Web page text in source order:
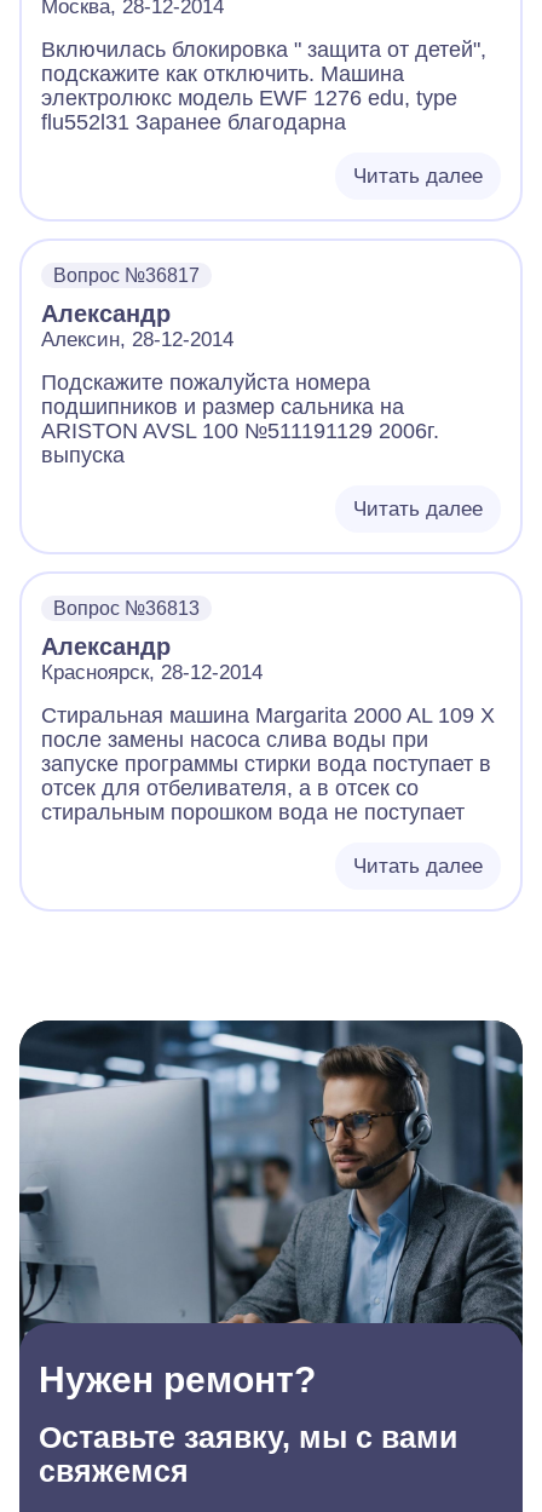
Москва, 28-12-2014
Включилась блокировка " защита от детей",
подскажите как отключить. Машина
электролюкс модель EWF 1276 edu, type
flu552l31 Заранее благодарна
Читать далее
Вопрос №36817
Александр
Алексин, 28-12-2014
Подскажите пожалуйста номера
подшипников и размер сальника на
ARISTON AVSL 100 №511191129 2006г.
выпуска
Читать далее
Вопрос №36813
Александр
Красноярск, 28-12-2014
Стиральная машина Margarita 2000 AL 109 X
после замены насоса слива воды при
запуске программы стирки вода поступает в
отсек для отбеливателя, а в отсек со
стиральным порошком вода не поступает
Читать далее
Нужен ремонт?
Оставьте заявку, мы с вами
свяжемся